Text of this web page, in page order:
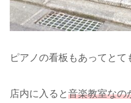
ピアノの看板もあってとて
店内に入ると音楽教室なの